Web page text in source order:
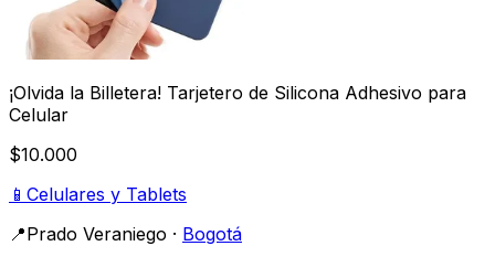
¡Olvida la Billetera! Tarjetero de Silicona Adhesivo para
Celular
$10.000
📱 Celulares y Tablets
📍Prado Veraniego · Bogotá